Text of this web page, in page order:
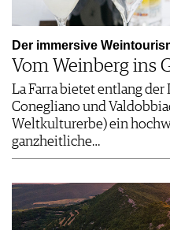
Der immersive
Vom Weinberg ins
La Farra bietet entlang der
Conegliano und
Weltkulturerbe) ein
ganzheitliche…